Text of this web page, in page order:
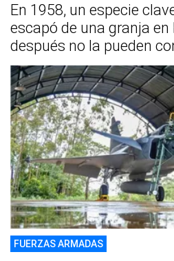
En 1958, un especie
escapó de una granja en
después no la pueden
FUERZAS ARMADAS